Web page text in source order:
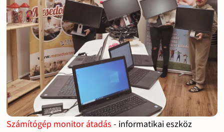
Számítógép monitor átadás - informatikai eszköz